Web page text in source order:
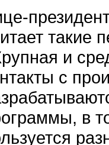
такие
и
с
в